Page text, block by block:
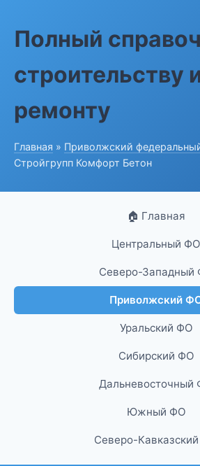
Полный
строительству
ремонту
Главная » Приволжский
Стройгрупп Комфорт Бетон
🏠 Главная
Центральный ФО
Северо-Западный
Приволжский
Уральский ФО
Сибирский ФО
Дальневосточный
Южный ФО
Северо-